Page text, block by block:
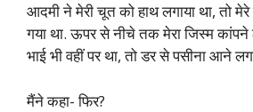
आदमी ने मेरी चूत को हाथ लगाया था, तो
गया था. ऊपर से नीचे तक मेरा जिस्म कांपने
भाई भी वहीं पर था, तो डर से पसीना आने
मैंने कहा- फिर?